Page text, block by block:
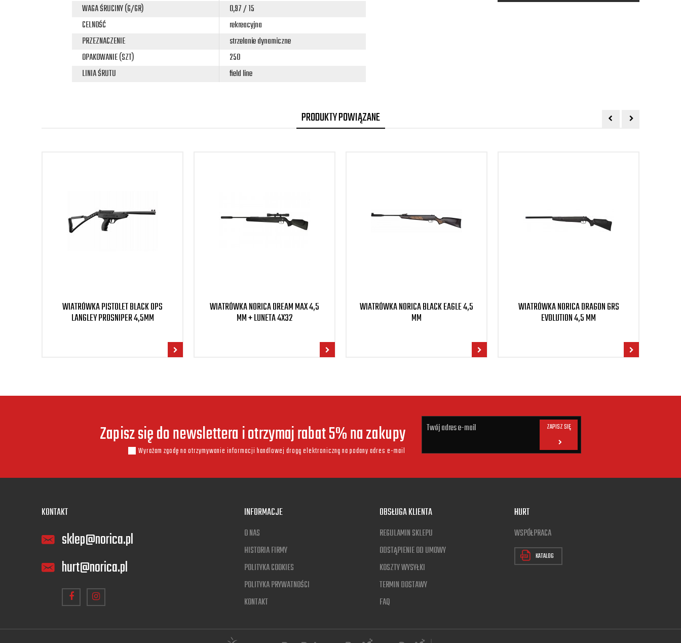
WAGA ŚRUCINY (G/GR)
0,97 / 15
CELNOŚĆ
rekreacyjna
PRZEZNACZENIE
strzelanie dynamiczne
OPAKOWANIE (SZT)
250
LINIA ŚRUTU
field line
PRODUKTY POWIĄZANE
WIATRÓWKA PISTOLET BLACK OPS
LANGLEY PROSNIPER 4,5MM
WIATRÓWKA NORICA DREAM MAX 4,5
MM + LUNETA 4X32
WIATRÓWKA NORICA BLACK EAGLE 4,5
MM
WIATRÓWKA NORICA DRAGON GRS
EVOLUTION 4,5 MM
Zapisz się do newslettera i otrzymaj rabat 5% na zakupy
Wyrażam zgodę na otrzymywanie informacji handlowej drogą elektroniczną na podany adres e-mail
ZAPISZ SIĘ
INFORMACJE
O NAS
HISTORIA FIRMY
POLITYKA COOKIES
POLITYKA PRYWATNOŚCI
KONTAKT
OBSŁUGA KLIENTA
REGULAMIN SKLEPU
ODSTĄPIENIE OD UMOWY
KOSZTY WYSYŁKI
TERMIN DOSTAWY
FAQ
HURT
WSPÓŁPRACA
KATALOG
KONTAKT
sklep@norica.pl
hurt@norica.pl